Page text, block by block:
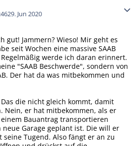
29. Jun 2020
gut! Jammern? Wieso! Mir geht es
seit Wochen eine massive SAAB
werde ich daran erinnert.
"SAAB Beschwerde", sondern von
Der hat da was mitbekommen und
die nicht gleich kommt, damit
Nein, er hat mitbekommen, als er
Bauantrag transportieren
Garage geplant ist. Die will er
Tugend. Also fängt er an zu